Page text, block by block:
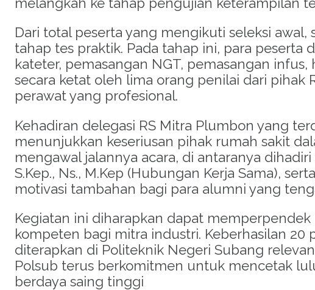
Dari total peserta yang mengikuti seleksi
tahap tes praktik. Pada tahap ini, para peserta
kateter, pemasangan NGT, pemasangan infus,
secara ketat oleh lima orang penilai dari pihak
perawat yang profesional.
Kehadiran delegasi RS Mitra Plumbon yang
menunjukkan keseriusan pihak rumah sakit
mengawal jalannya acara, di antaranya dihadiri
S.Kep., Ns., M.Kep (Hubungan Kerja Sama),
motivasi tambahan bagi para alumni yang
Kegiatan ini diharapkan dapat
kompeten bagi mitra industri. Keberhasilan
diterapkan di Politeknik Negeri Subang
Polsub terus berkomitmen untuk mencetak
berdaya saing tinggi